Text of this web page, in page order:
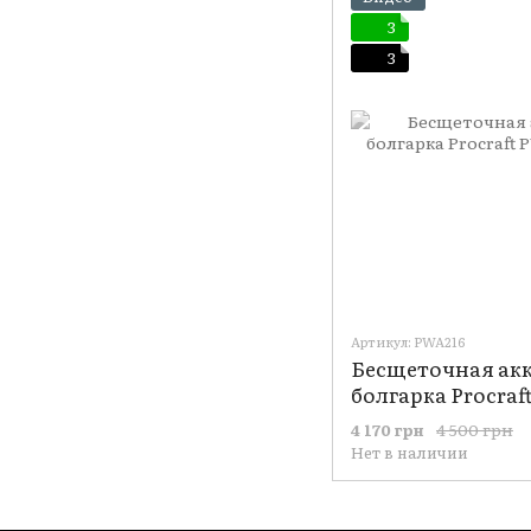
3
3
Артикул: PWA216
Бесщеточная
болгарка
4 500 грн
4 170 грн
Нет в наличии